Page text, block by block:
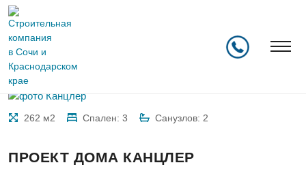
Главная / Проекты
262 м2 Спален: 3 Санузлов: 2
ПРОЕКТ ДОМА КАНЦЛЕР